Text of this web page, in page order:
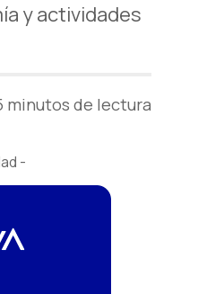
y actividades
minutos de lectura
-